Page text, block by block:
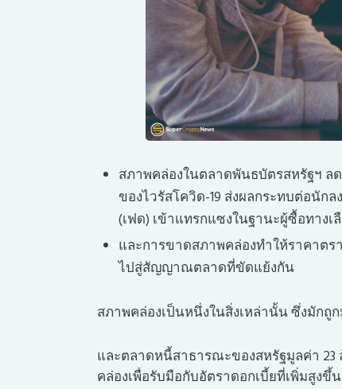
สภาพคล่องในตลาดพันธบัตรสหรัฐฯ
ของไวรัสโควิด-19 ส่งผลกระทบต่อนัก
(เฟด) เข้าแทรกแซงในฐานะผู้ซื้อทางเ
และการขาดสภาพคล่องทำให้ราคาต
ไปสู่สัญญาณตลาดที่ขัดแย้งกัน
สภาพคล่องเป็นหนึ่งในสิ่งเหล่านั้น ซึ่งมัก
และตลาดหนี้สาธารณะของสหรัฐมูลค่า
คล่องเพื่อรับมือกับอัตราดอกเบี้ยที่เพิ่มสูง